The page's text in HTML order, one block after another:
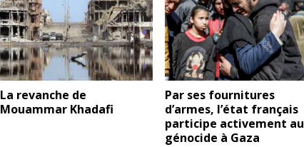
La revanche de
Mouammar Khadafi
Par ses fournitures
d’armes, l’état français
participe activement au
génocide à Gaza